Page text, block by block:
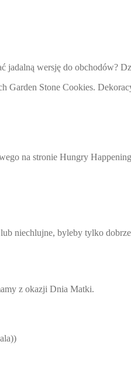
wersję do obchodów?
Stone Cookies.
na stronie Hungry
niechlujne, byleby tylko
z okazji Dnia Matki.